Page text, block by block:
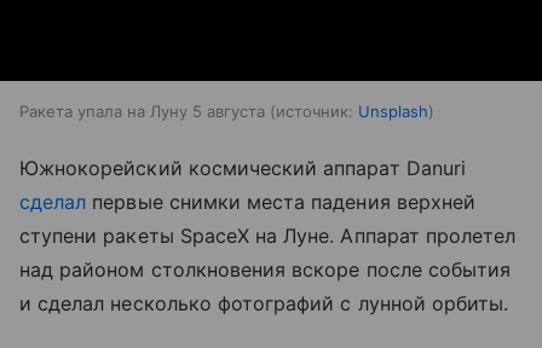
Ракета упала на Луну 5 августа источник: Unsplash
Южнокорейский космический аппарат Danuri
сделал первые снимки места падения верхней
ступени ракеты SpaceX на Луне. Аппарат пролетел
над районом столкновения вскоре после события
и сделал несколько фотографий с лунной орбиты.